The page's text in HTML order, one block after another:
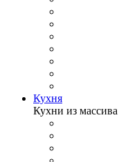
Кухня
Кухни из массива